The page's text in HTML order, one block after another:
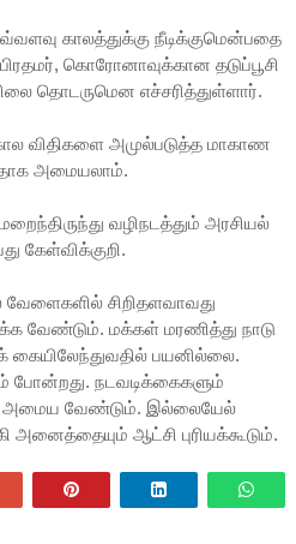
காலத்துக்கு நீடிக்குமென்பதை
கொரோனாவுக்கான தடுப்பூசி
தொடருமென எச்சரித்துள்ளார்.
விதிகளை அமுல்படுத்த மாகாண
அமையலாம்.
வழிநடத்தும் அரசியல்
கேள்விக்குறி.
சிறிதளவாவது
வேண்டும். மக்கள் மரணித்து நாடு
கையிலேந்துவதில் பயனில்லை.
நடவடிக்கைகளும்
அமைய வேண்டும். இல்லையேல்
அனைத்தையும் ஆட்சி புரியக்கூடும்.